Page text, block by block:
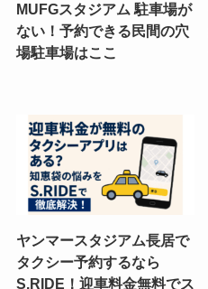
MUFGスタジアム 駐車場が
ない！予約できる民間の穴
場駐車場はここ
ヤンマースタジアム長居で
タクシー予約するなら
S.RIDE！迎車料金無料でス